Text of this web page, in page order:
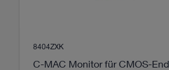
8404ZXK
C-MAC Monitor für CMOS-